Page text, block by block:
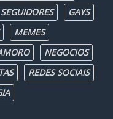
GAYS
MEMES
NEGOCIOS
REDES SOCIAIS